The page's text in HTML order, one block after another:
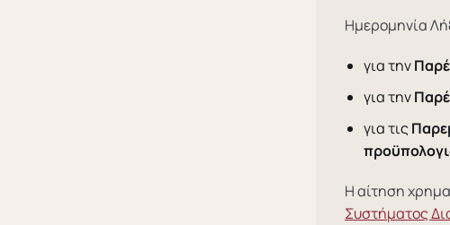
Ημερομηνία
για την
για την
για τις
Η αίτηση
Συστήματος